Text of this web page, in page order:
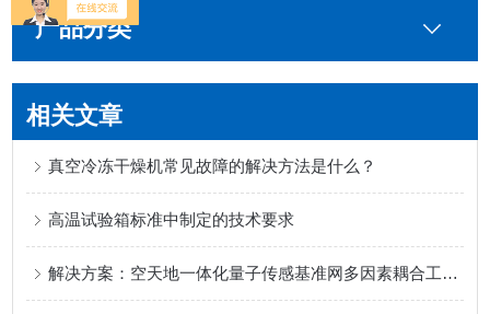
产品分类
相关文章
真空冷冻干燥机常见故障的解决方法是什么？
高温试验箱标准中制定的技术要求
解决方案：空天地一体化量子传感基准网多因素耦合工况模拟测试技术体系